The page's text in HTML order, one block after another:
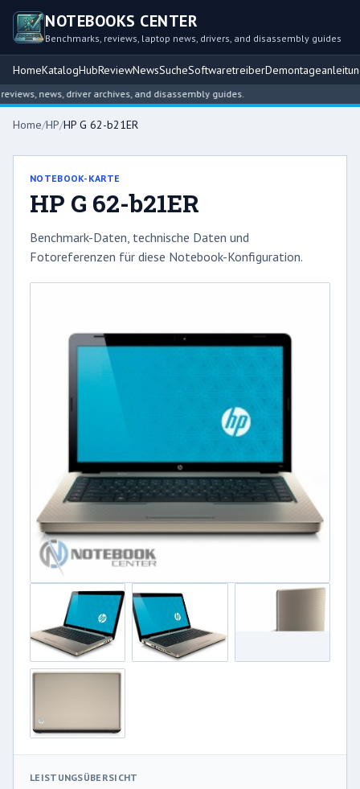
NOTEBOOKS CENTER
Benchmarks, reviews, laptop news, drivers, and disassembly guides
HomeKatalogHubReviewNewsSucheSoftwaretreiber
news, driver archives, and disassembly guides.
Home/HP/HP G 62-b21ER
NOTEBOOK-KARTE
HP G 62-b21ER
Benchmark-Daten, technische Daten und
Fotoreferenzen für diese Notebook-Konfiguration.
LEISTUNGSÜBERSICHT